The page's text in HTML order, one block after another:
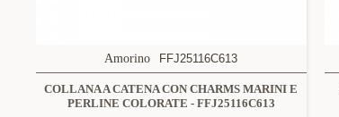
Amorino FFJ25116C613
COLLANA A CATENA CON CHARMS MARINI E
PERLINE COLORATE - FFJ25116C613